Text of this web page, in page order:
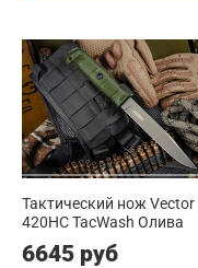
Тактический нож Vector
420HC TacWash Олива
6645 руб